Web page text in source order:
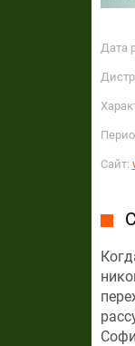
Дата
Сайт: